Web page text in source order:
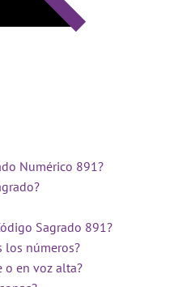
Numérico 891?
Sagrado 891?
los números?
o en voz alta?